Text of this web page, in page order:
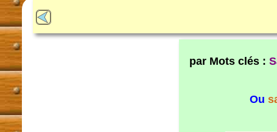
par Mots clés :
Ou